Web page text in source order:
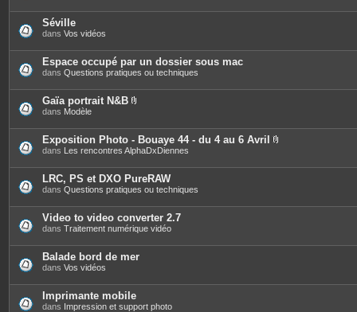
Séville
dans Vos vidéos
Espace occupé par un dossier sous mac
dans Questions pratiques ou techniques
Gaïa portrait N&B
è
c
e
s
j
o
i
n
t
e
s
dans Modèle
Exposition Photo - Bouaye 44 - du 4 au 6 Avril
è
j
t
dans Les rencontres AlphaDxDiennes
LRC, PS et DXO PureRAW
dans Questions pratiques ou techniques
Video to video converter 2.7
dans Traitement numérique vidéo
Balade bord de mer
dans Vos vidéos
Imprimante mobile
dans Impression et support photo